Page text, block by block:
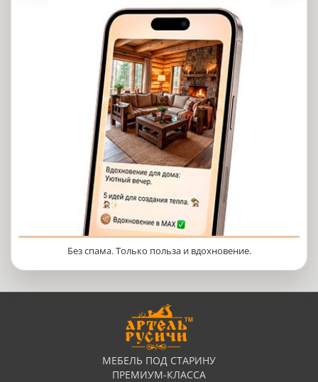
Без спама. Только польза и вдохновение.
МЕБЕЛЬ ПОД СТАРИНУ
ПРЕМИУМ-КЛАССА